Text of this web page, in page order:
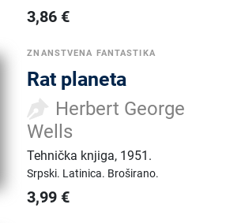
3,86 €
ZNANSTVENA FANTASTIKA
Rat planeta
Herbert George
Wells
Tehnička knjiga, 1951.
Srpski. Latinica. Broširano.
3,99 €